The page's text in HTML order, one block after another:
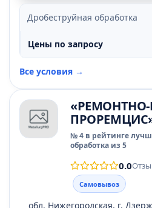
Дробеструйная обработка
Цены по запросу
Все условия →
№ 4 в рейтинге
обработка из 5
0.0
Самовывоз
обл. Нижегородская, г.